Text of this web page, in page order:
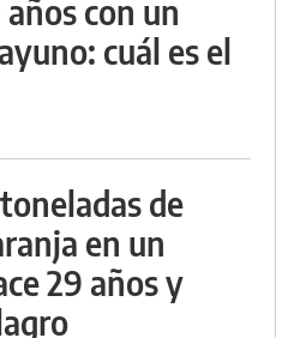
años con un
cuál es el
de
en un
29 años y